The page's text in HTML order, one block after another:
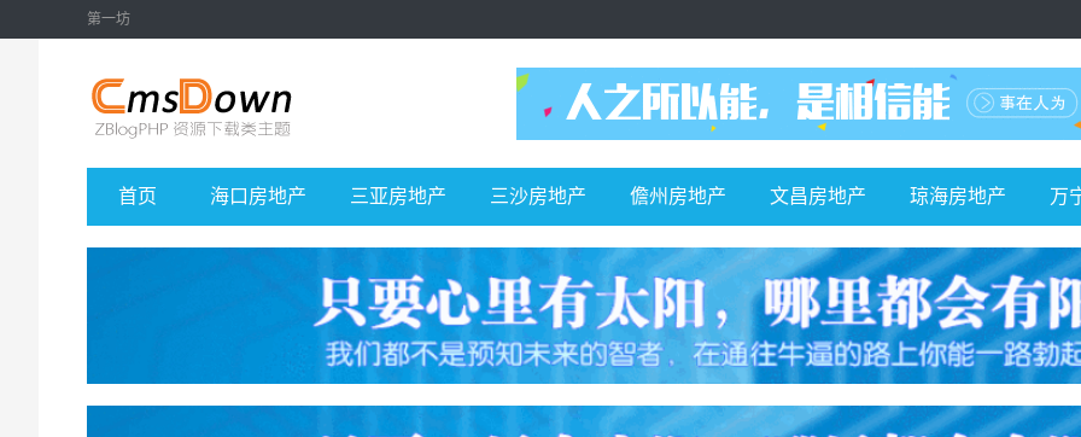
第一坊
首页 海口房地产 三亚房地产 三沙房地产 儋州房地产 文昌房地产 琼海房地产 万